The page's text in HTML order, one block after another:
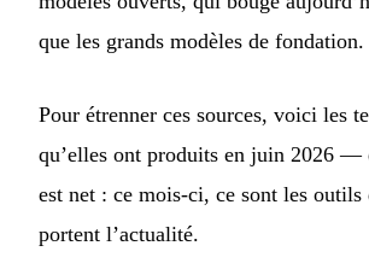
que les grands modèles de fondation.
Pour étrenner ces sources, voici les
qu’elles ont produits en juin 2026 —
est net : ce mois-ci, ce sont les outils
portent l’actualité.